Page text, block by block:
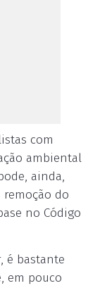
com
ambiental
ainda,
do
no Código
é bastante
em pouco